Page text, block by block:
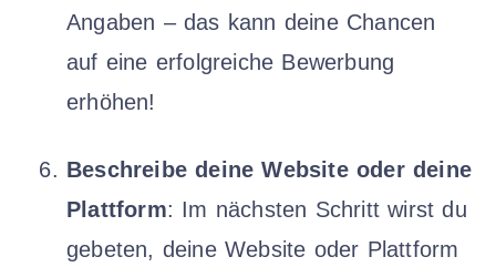
Angaben – das kann deine Chancen
auf eine erfolgreiche Bewerbung
erhöhen!
Beschreibe deine Website oder deine
Plattform: Im nächsten Schritt wirst du
gebeten, deine Website oder Plattform